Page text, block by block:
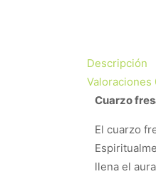
Descripción
Valoraciones
Cuarzo
El cuarzo
llena el